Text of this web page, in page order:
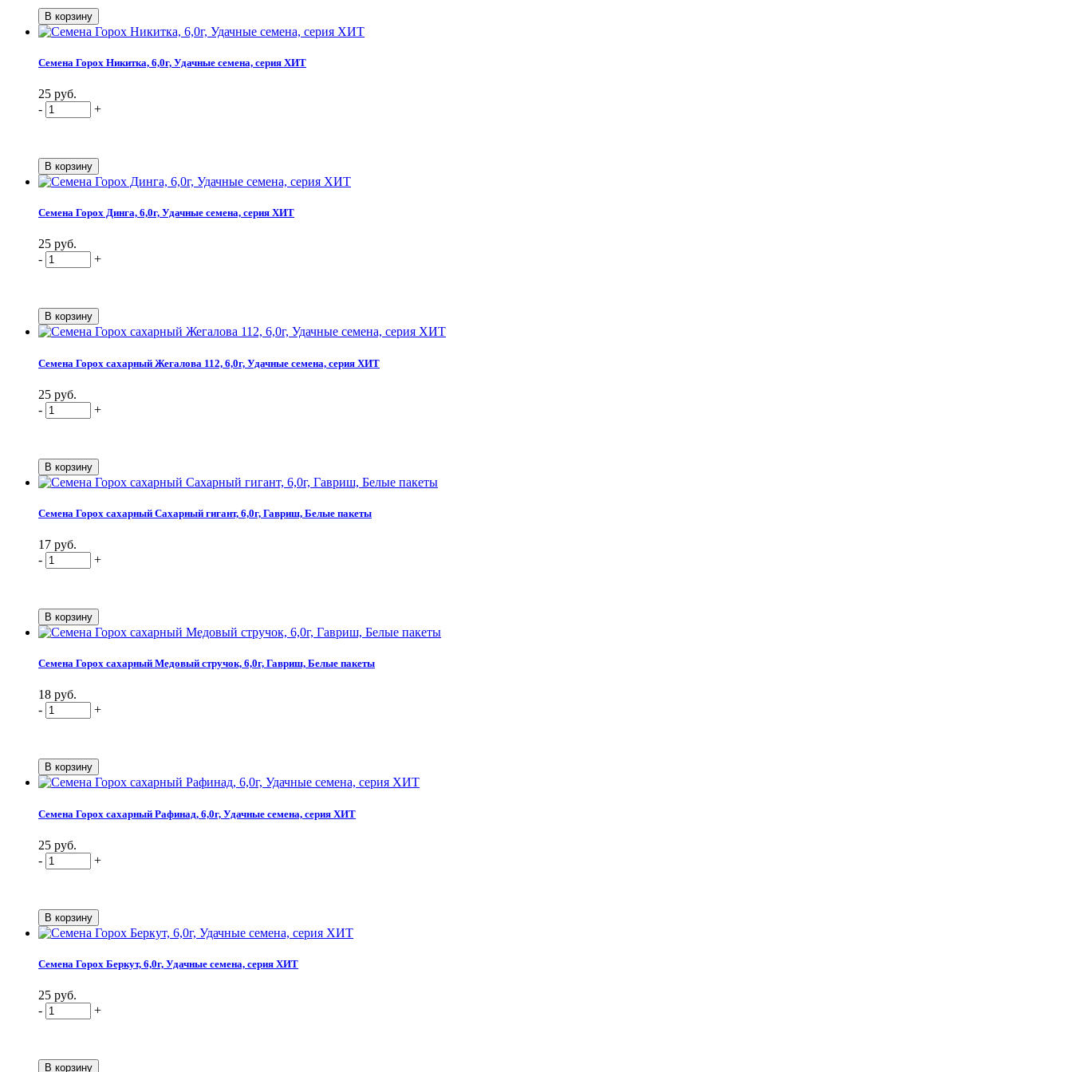
Семена Горох Никитка, 6,0г, Удачные семена, серия ХИТ
25 руб.
-
+
Семена Горох Динга, 6,0г, Удачные семена, серия ХИТ
25 руб.
-
+
Семена Горох сахарный Жегалова 112, 6,0г, Удачные семена, серия ХИТ
25 руб.
-
+
Семена Горох сахарный Сахарный гигант, 6,0г, Гавриш, Белые пакеты
17 руб.
-
+
Семена Горох сахарный Медовый стручок, 6,0г, Гавриш, Белые пакеты
18 руб.
-
+
Семена Горох сахарный Рафинад, 6,0г, Удачные семена, серия ХИТ
25 руб.
-
+
Семена Горох Беркут, 6,0г, Удачные семена, серия ХИТ
25 руб.
-
+